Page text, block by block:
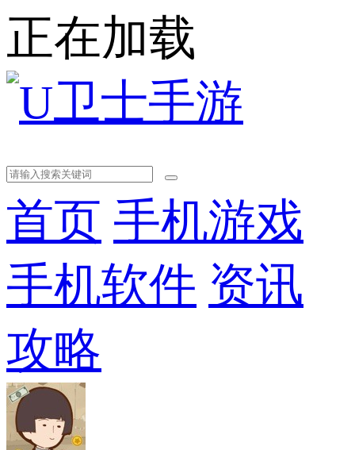
正在加载
首页 手机游戏
手机软件 资讯
攻略